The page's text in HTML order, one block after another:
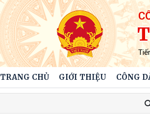
TRANG CHỦ GIỚI THIỆU CÔNG